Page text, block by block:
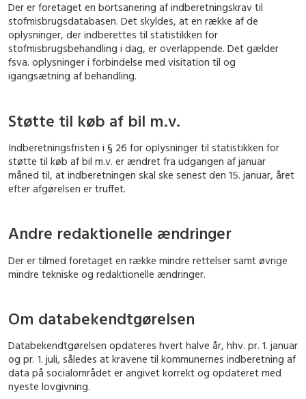
Der er foretaget en bortsanering af indberetningskrav til
stofmisbrugsdatabasen. Det skyldes, at en række af de
oplysninger, der indberettes til statistikken for
stofmisbrugsbehandling i dag, er overlappende. Det gælder
fsva. oplysninger i forbindelse med visitation til og
igangsætning af behandling.
Støtte til køb af bil m.v.
Indberetningsfristen i § 26 for oplysninger til statistikken for
støtte til køb af bil m.v. er ændret fra udgangen af januar
måned til, at indberetningen skal ske senest den 15. januar, året
efter afgørelsen er truffet.
Andre redaktionelle ændringer
Der er tilmed foretaget en række mindre rettelser samt øvrige
mindre tekniske og redaktionelle ændringer.
Om databekendtgørelsen
Databekendtgørelsen opdateres hvert halve år, hhv. pr. 1. januar
og pr. 1. juli, således at kravene til kommunernes indberetning af
data på socialområdet er angivet korrekt og opdateret med
nyeste lovgivning.